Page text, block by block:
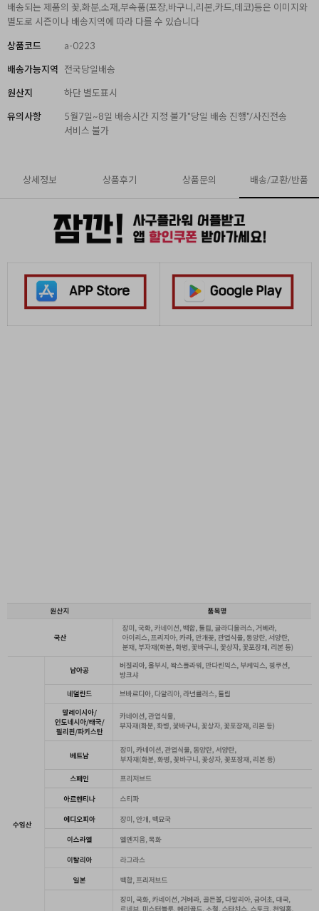
배송되는 제품의 꽃,화분,소재,부속품(포장,바구니,리본,카드,데코)등은 이미지와
별도로 시즌이나 배송지역에 따라 다를 수 있습니다
상품코드 a-0223
배송가능지역 전국당일배송
원산지 하단 별도표시
유의사항
5월7일~8일 배송시간 지정 불가"당일 배송 진행"/사진전송
서비스 불가
상세정보 상품후기 상품문의 배송/교환/반품